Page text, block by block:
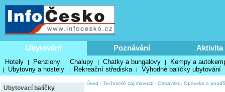
Ubytování Poznávání Aktivita
Hotely | Penziony | Chalupy | Chatky a bungalovy | Kempy a
| Ubytovny a hostely | Rekreační střediska | Výhodné balíčky ubytování
Ubytovací balíčky
Úvod - Technické zajímavosti - Ostravsko, Opavsko a poodří